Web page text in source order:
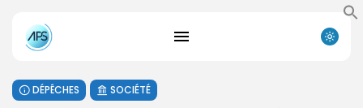
DÉPÊCHES SOCIÉTÉ